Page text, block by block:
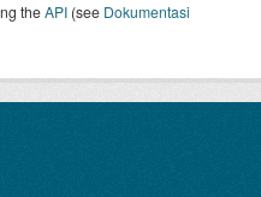
theAPI (see Dokumentasi